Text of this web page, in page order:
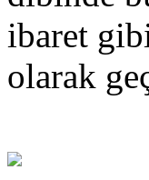
ibaret
olarak